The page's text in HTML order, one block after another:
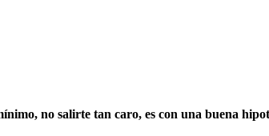
no salirte tan caro, es con una buena